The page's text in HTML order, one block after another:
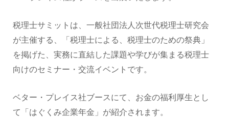
税理士サミットは、一般社団法人次世代税理士研究会
が主催する、「税理士による、税理士のための祭典」
を掲げた、実務に直結した課題や学びが集まる税理士
向けのセミナー・交流イベントです。
ベター・プレイス社ブースにて、お金の福利厚生とし
て「はぐくみ企業年金」が紹介されます。